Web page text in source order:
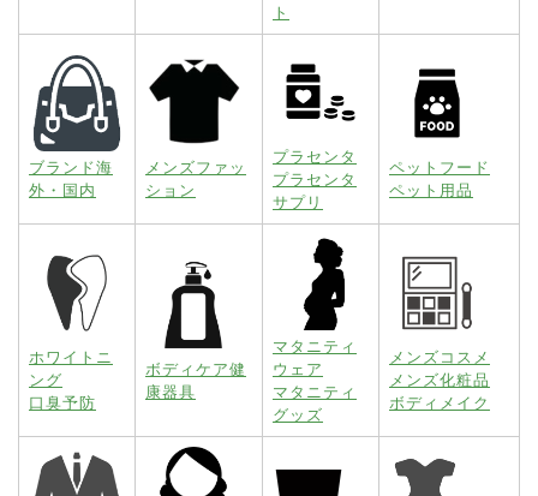
ト
ブランド海
外・国内
メンズファッ
ション
プラセンタ
プラセンタ
サプリ
ペットフード
ペット用品
ホワイトニ
ング
口臭予防
ボディケア健
康器具
マタニティ
ウェア
マタニティ
グッズ
メンズコスメ
メンズ化粧品
ボディメイク